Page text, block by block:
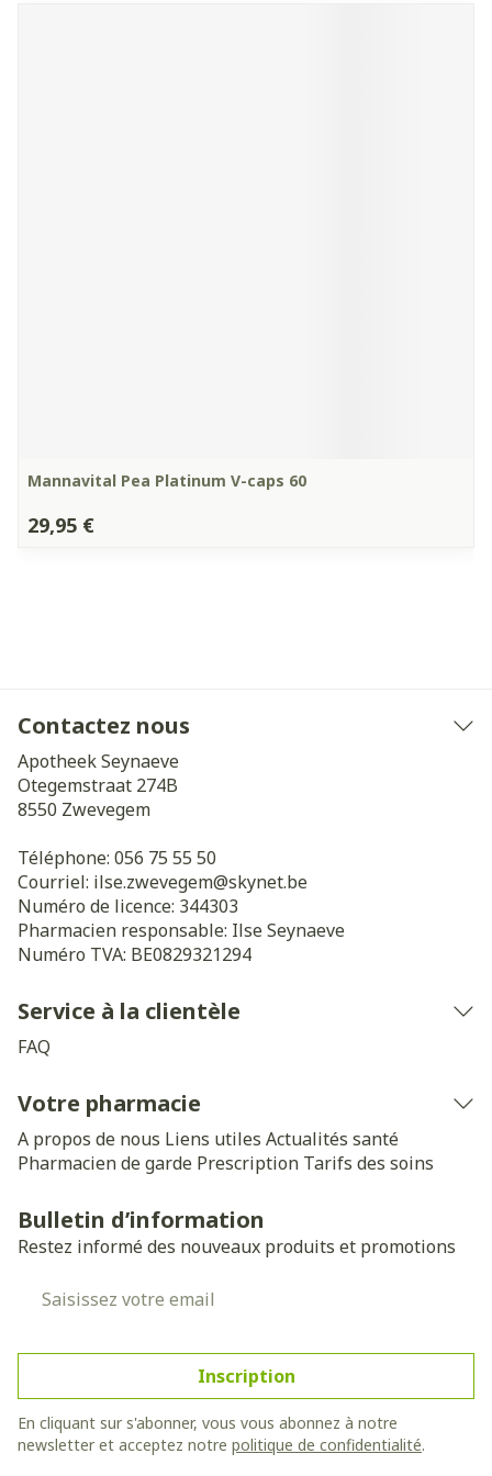
Mannavital Pea Platinum V-caps 60
29,95 €
Contactez nous
Apotheek Seynaeve
Otegemstraat 274B
8550 Zwevegem
Téléphone: 056 75 55 50
Courriel: ilse.zwevegem@skynet.be
Numéro de licence: 344303
Pharmacien responsable: Ilse Seynaeve
Numéro TVA: BE0829321294
Service à la clientèle
FAQ
Votre pharmacie
A propos de nous Liens utiles Actualités santé
Pharmacien de garde Prescription Tarifs des soins
Bulletin d’information
Restez informé des nouveaux produits et promotions
Inscription
En cliquant sur s'abonner, vous vous abonnez à notre
newsletter et acceptez notre politique de confidentialité.